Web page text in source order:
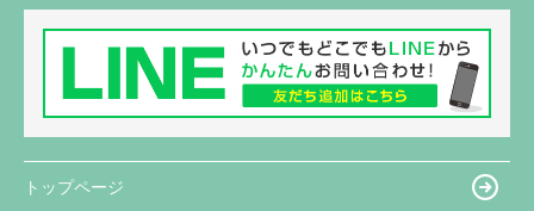
トップページ